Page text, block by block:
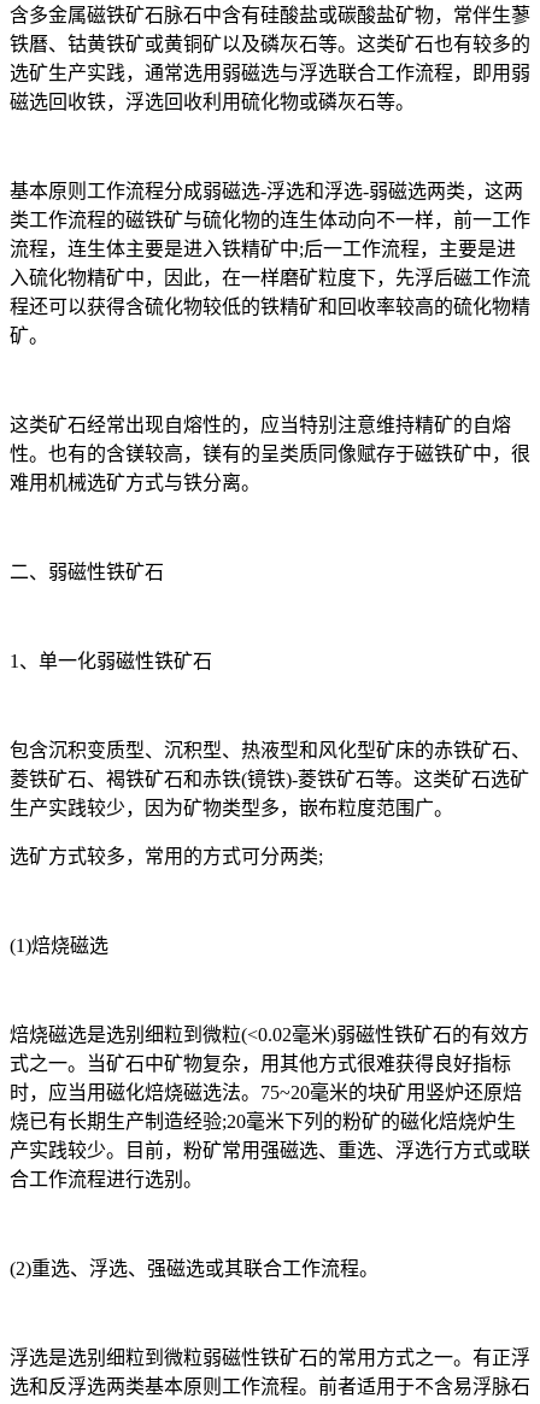
含多金属磁铁矿石脉石中含有硅酸盐或碳酸盐矿物，常伴生蓼
铁曆、钴黄铁矿或黄铜矿以及磷灰石等。这类矿石也有较多的
选矿生产实践，通常选用弱磁选与浮选联合工作流程，即用弱
磁选回收铁，浮选回收利用硫化物或磷灰石等。
基本原则工作流程分成弱磁选-浮选和浮选-弱磁选两类，这两
类工作流程的磁铁矿与硫化物的连生体动向不一样，前一工作
流程，连生体主要是进入铁精矿中;后一工作流程，主要是进
入硫化物精矿中，因此，在一样磨矿粒度下，先浮后磁工作流
程还可以获得含硫化物较低的铁精矿和回收率较高的硫化物精
矿。
这类矿石经常出现自熔性的，应当特别注意维持精矿的自熔
性。也有的含镁较高，镁有的呈类质同像赋存于磁铁矿中，很
难用机械选矿方式与铁分离。
二、弱磁性铁矿石
1、单一化弱磁性铁矿石
包含沉积变质型、沉积型、热液型和风化型矿床的赤铁矿石、
菱铁矿石、褐铁矿石和赤铁(镜铁)-菱铁矿石等。这类矿石选矿
生产实践较少，因为矿物类型多，嵌布粒度范围广。
选矿方式较多，常用的方式可分两类;
(1)焙烧磁选
焙烧磁选是选别细粒到微粒(<0.02毫米)弱磁性铁矿石的有效方
式之一。当矿石中矿物复杂，用其他方式很难获得良好指标
时，应当用磁化焙烧磁选法。75~20毫米的块矿用竖炉还原焙
烧已有长期生产制造经验;20毫米下列的粉矿的磁化焙烧炉生
产实践较少。目前，粉矿常用强磁选、重选、浮选行方式或联
合工作流程进行选别。
(2)重选、浮选、强磁选或其联合工作流程。
浮选是选别细粒到微粒弱磁性铁矿石的常用方式之一。有正浮
选和反浮选两类基本原则工作流程。前者适用于不含易浮脉石